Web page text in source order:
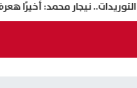
نيجار محمد: أخيرًا هعرف آخد